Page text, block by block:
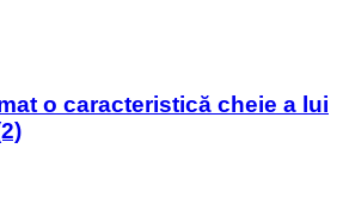
o caracteristică cheie a lui